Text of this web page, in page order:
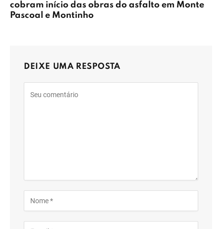
cobram início das obras do asfalto em Monte
Pascoal e Montinho
DEIXE UMA RESPOSTA